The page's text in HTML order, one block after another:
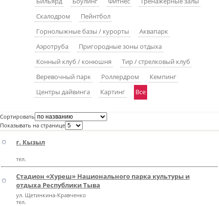
пїЅпїЅпїЅ
пїЅпїЅпїЅпїЅпїЅпїЅпїЅпїЅпїЅпїЅпїЅ
пїЅпїЅпїЅ
пїЅпїЅпїЅпїЅпїЅпїЅпїЅпїЅпїЅ
пїЅпїЅпїЅ пїЅпїЅпїЅпїЅпїЅ
пїЅпїЅпїЅ пїЅпїЅпїЅпїЅпїЅпїЅ
пїЅпїЅпїЅпїЅпїЅ
пїЅпїЅпїЅпїЅпїЅпїЅпїЅпїЅпїЅпїЅ
пїЅпїЅпїЅпїЅпїЅпїЅпїЅпїЅпїЅпїЅ
Скалодром
Пейнтбол
Горнолыжные базы / курорты
Аквапарк
Аэротруба
Пригородные зоны отдыха
Конный клуб / конюшня
Тир / стрелковый клуб
Веревочный парк
Роллердром
Кемпинг
Центры дайвинга
Картинг Все
Сортировать
Показывать на странице
г. Кызыл
тел.
Стадион «Хуреш» Национального парка культуры и
отдыха Республики Тыва
ул. Щетинкина-Кравченко
тел.